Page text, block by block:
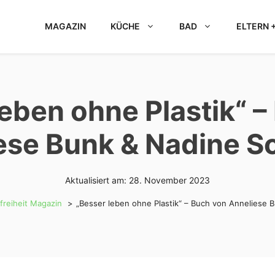
MAGAZIN KÜCHE BAD ELTERN
ohne Plastik“
Bunk & Nadine
Aktualisiert am: 28. November 2023
Magazin „Besser leben ohne Plastik“ – Buch von Anneliese